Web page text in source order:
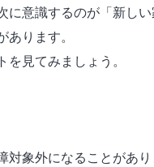
意識するのが「新し
ります。
見てみましょう。
象外になることがあ